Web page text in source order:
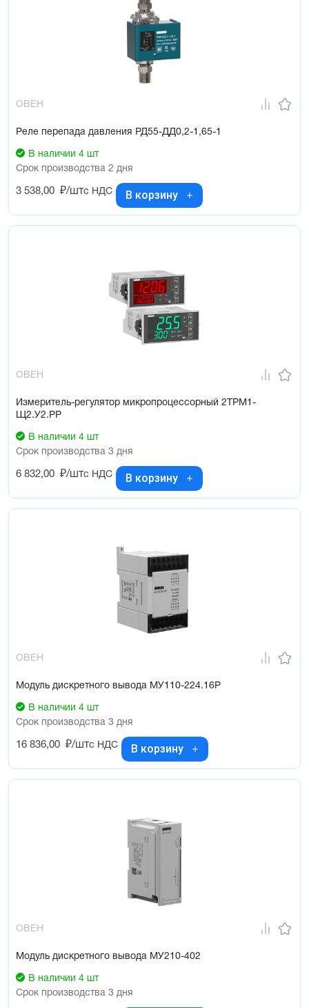
ОВЕН
Реле перепада давления РД55-ДД0,2-1,65-1
В наличии 4 шт
Срок производства 2 дня
3 538,00 ₽/штс НДС В корзину
ОВЕН
Измеритель-регулятор микропроцессорный 2ТРМ1-
Щ2.У2.РР
В наличии 4 шт
Срок производства 3 дня
6 832,00 ₽/штс НДС В корзину
ОВЕН
Модуль дискретного вывода МУ110-224.16Р
В наличии 4 шт
Срок производства 3 дня
16 836,00 ₽/штс НДС В корзину
ОВЕН
Модуль дискретного вывода МУ210-402
В наличии 4 шт
Срок производства 3 дня